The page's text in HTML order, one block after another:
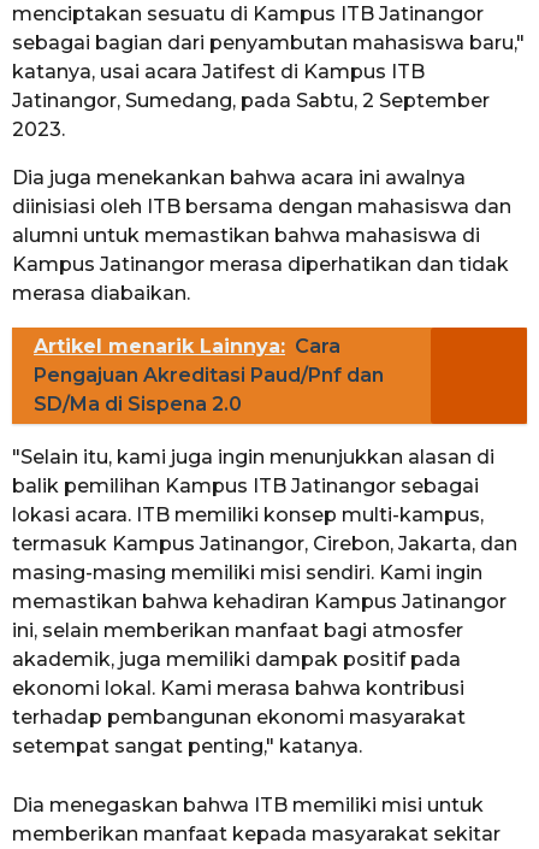
menciptakan sesuatu di Kampus ITB Jatinangor
sebagai bagian dari penyambutan mahasiswa baru,"
katanya, usai acara Jatifest di Kampus ITB
Jatinangor, Sumedang, pada Sabtu, 2 September
2023.
Dia juga menekankan bahwa acara ini awalnya
diinisiasi oleh ITB bersama dengan mahasiswa dan
alumni untuk memastikan bahwa mahasiswa di
Kampus Jatinangor merasa diperhatikan dan tidak
merasa diabaikan.
Artikel menarik Lainnya: Cara
Pengajuan Akreditasi Paud/Pnf dan
SD/Ma di Sispena 2.0
"Selain itu, kami juga ingin menunjukkan alasan di
balik pemilihan Kampus ITB Jatinangor sebagai
lokasi acara. ITB memiliki konsep multi-kampus,
termasuk Kampus Jatinangor, Cirebon, Jakarta, dan
masing-masing memiliki misi sendiri. Kami ingin
memastikan bahwa kehadiran Kampus Jatinangor
ini, selain memberikan manfaat bagi atmosfer
akademik, juga memiliki dampak positif pada
ekonomi lokal. Kami merasa bahwa kontribusi
terhadap pembangunan ekonomi masyarakat
setempat sangat penting," katanya.
Dia menegaskan bahwa ITB memiliki misi untuk
memberikan manfaat kepada masyarakat sekitar